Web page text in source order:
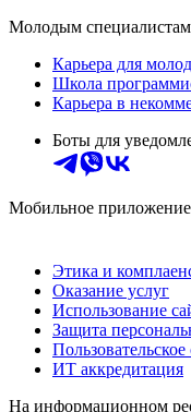
Молодым специалистам
Карьера для
Школа
Карьера в
Боты для
Мобильное приложение
Этика и
Оказание услуг
Использование
Защита
ИТ аккредитация
На информационном